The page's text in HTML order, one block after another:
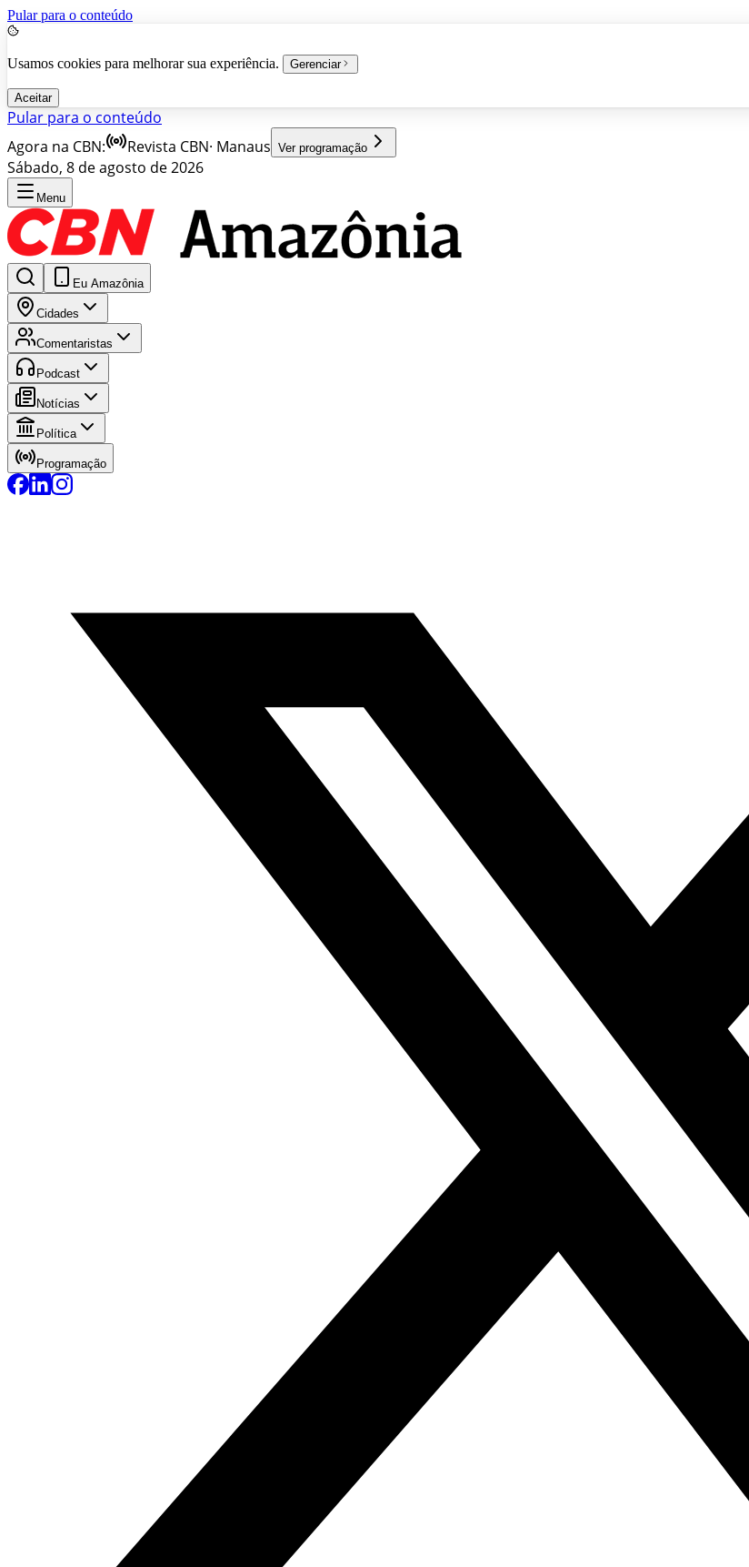
Pular para o conteúdo
Usamos cookies para melhorar sua experiência. Gerenciar
Aceitar
Pular para o conteúdo
Agora na CBN:
Revista CBN· Manaus Ver programação
Sábado, 8 de agosto de 2026
Menu
Eu Amazônia
Cidades
Comentaristas
Podcast
Notícias
Política
Programação